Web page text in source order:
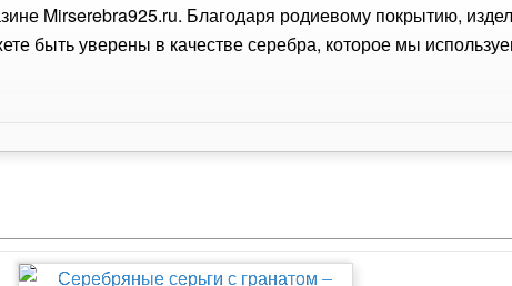
Mirserebra925.ru. Благодаря родиевому покрытию,
быть уверены в качестве серебра, которое мы